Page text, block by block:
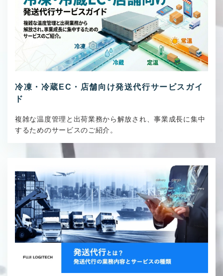
冷凍・冷蔵EC・店舗向け発送代行サービスガイ
ド
複雑な温度管理と出荷業務から解放され、事業成長に集中
するためのサービスのご紹介。